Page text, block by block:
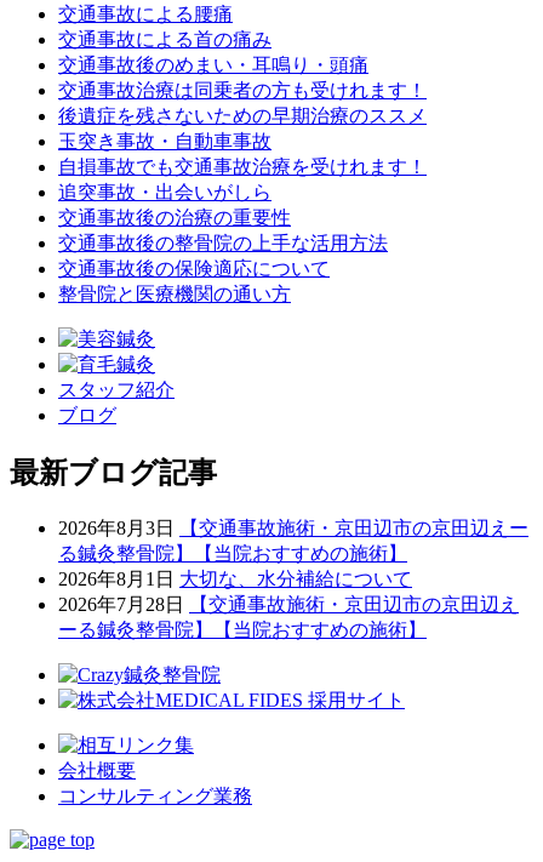
交通事故による腰痛
交通事故による首の痛み
交通事故後のめまい・耳鳴り・頭痛
交通事故治療は同乗者の方も受けれます！
後遺症を残さないための早期治療のススメ
玉突き事故・自動車事故
自損事故でも交通事故治療を受けれます！
追突事故・出会いがしら
交通事故後の治療の重要性
交通事故後の整骨院の上手な活用方法
交通事故後の保険適応について
整骨院と医療機関の通い方
スタッフ紹介
ブログ
最新ブログ記事
2026年8月3日
【交通事故施術・京田辺市の京田辺えー
る鍼灸整骨院】【当院おすすめの施術】
2026年8月1日 大切な、水分補給について
2026年7月28日
【交通事故施術・京田辺市の京田辺え
ーる鍼灸整骨院】【当院おすすめの施術】
会社概要
コンサルティング業務